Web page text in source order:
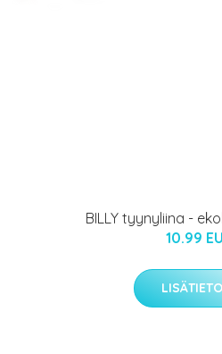
BILLY tyynyliina -
10.99